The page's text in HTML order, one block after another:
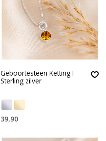
Geboortesteen Ketting I
Sterling zilver
39,90